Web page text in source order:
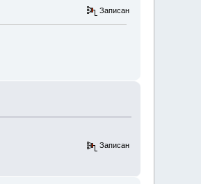
Записан
Записан